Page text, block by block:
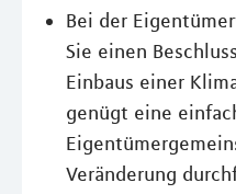
Bei der
Sie einen
Einbaus einer
genügt eine
Veränderung